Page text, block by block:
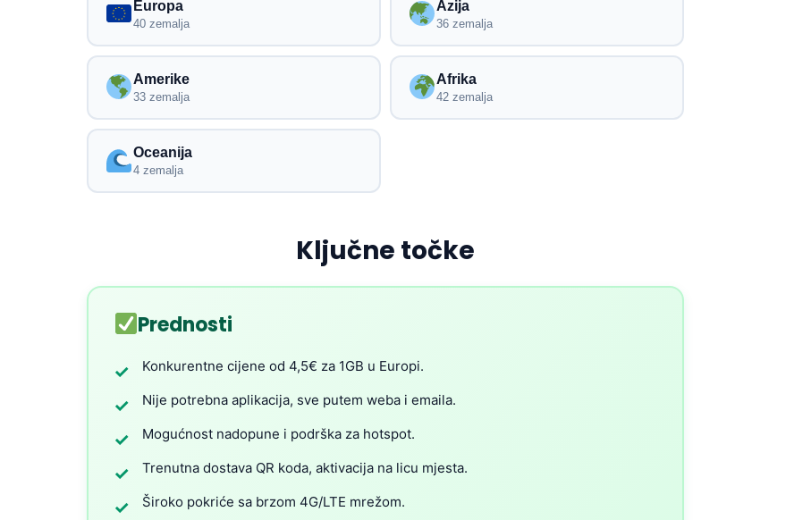
Europa
40 zemalja
Azija
36 zemalja
Amerike
33 zemalja
Afrika
42 zemalja
Oceanija
4 zemalja
Ključne točke
Prednosti
✓ Konkurentne cijene od 4,5€ za 1GB u Europi.
✓ Nije potrebna aplikacija, sve putem weba i emaila.
✓ Mogućnost nadopune i podrška za hotspot.
✓ Trenutna dostava QR koda, aktivacija na licu mjesta.
✓ Široko pokriće sa brzom 4G/LTE mrežom.